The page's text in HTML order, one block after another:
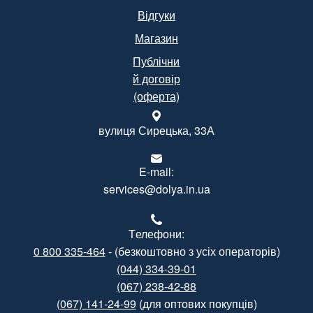
Відгуки
Магазин
Публічни
й договір
(оферта)
вулиця Сирецька, 33А
E-mail:
services@dolya.in.ua
Tелефони:
0 800 335-464- (безкоштовно з усіх операторів)
(044) 334-39-01
(067) 238-42-88
(067) 141-24-99 (для оптових покупців)